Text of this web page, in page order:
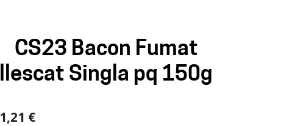
CS23 Bacon Fumat
llescat Singla pq 150g
1,21 €